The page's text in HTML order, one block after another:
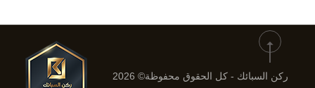
ركن السبائك - كل الحقوق محفوظة© 2026